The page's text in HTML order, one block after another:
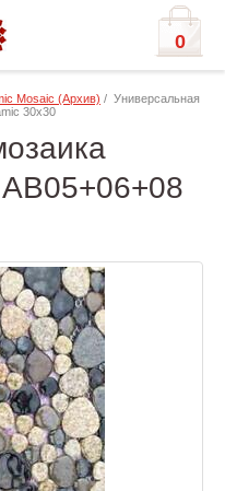
0
Mosaic (Архив) / Универсальная
30х30